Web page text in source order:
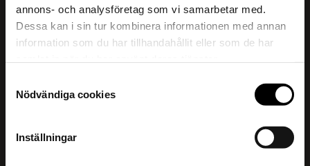
annons- och analysföretag som vi samarbetar med.
Dessa kan i sin tur kombinera informationen med annan
information som du har tillhandahållit eller som de har
Nödvändiga cookies
Inställningar
E-pood
Batoonid
Joogisegud
Miks Reztart?
10% SOODUSTUST
OMA ESIMESELT
OSTULT
(Kehtib ostudele alates 30 € ning ei ole kombineertav teiste pakkumistega)